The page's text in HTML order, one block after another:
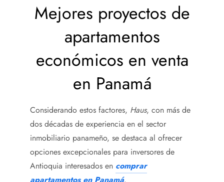
Mejores proyectos de
apartamentos
económicos en venta
en Panamá
Considerando estos factores, Haus, con más de
dos décadas de experiencia en el sector
inmobiliario panameño, se destaca al ofrecer
opciones excepcionales para inversores de
Antioquia interesados en comprar
apartamentos en Panamá.